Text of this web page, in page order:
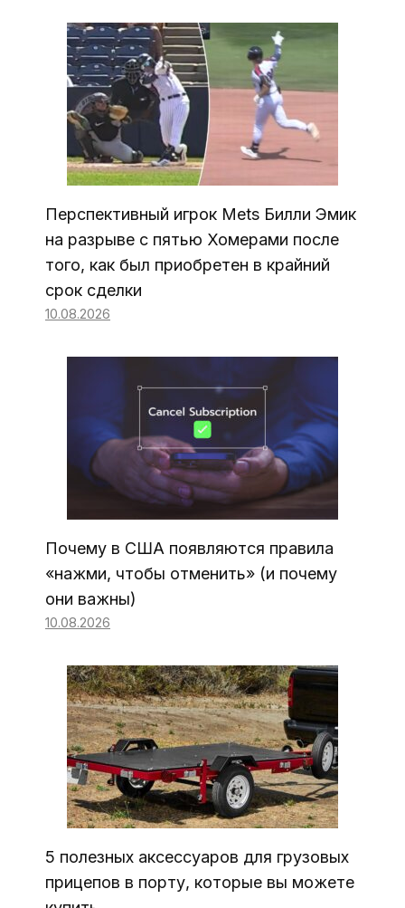
Перспективный игрок Mets Билли Эмик
на разрыве с пятью Хомерами после
того, как был приобретен в крайний
срок сделки
10.08.2026
Почему в США появляются правила
«нажми, чтобы отменить» (и почему
они важны)
10.08.2026
5 полезных аксессуаров для грузовых
прицепов в порту, которые вы можете